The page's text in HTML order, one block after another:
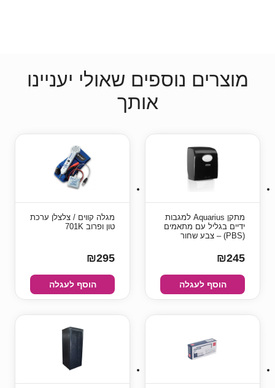
מוצרים נוספים שאולי יעניינו
אותך
מתקן Aquarius למגבות
ידיים בגליל עם מתאמים
(PBS) – צבע שחור
₪245
הוסף לעגלה
מגלה קווים / צלצלן ערכת
טון ופרוב 701K
₪295
הוסף לעגלה